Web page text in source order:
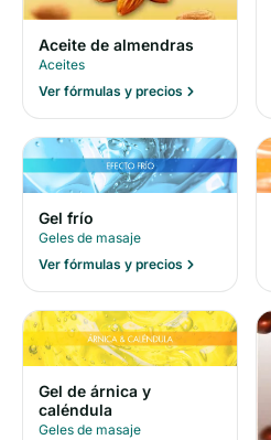
Aceite de almendras
Aceites
Ver fórmulas y precios
Gel frío
Geles de masaje
Ver fórmulas y precios
Gel de árnica y
caléndula
Geles de masaje